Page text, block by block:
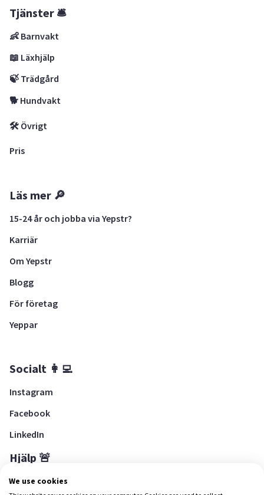
Tjänster 🛎
👶 Barnvakt
📖 Läxhjälp
🍃 Trädgård
🐕 Hundvakt
🛠 Övrigt
Pris
Läs mer 🔎
15-24 år och jobba via Yepstr?
Karriär
Om Yepstr
Blogg
För företag
Yeppar
Socialt 👩‍💻
Instagram
Facebook
LinkedIn
Hjälp 🚨
Hjälpcenter
We use cookies